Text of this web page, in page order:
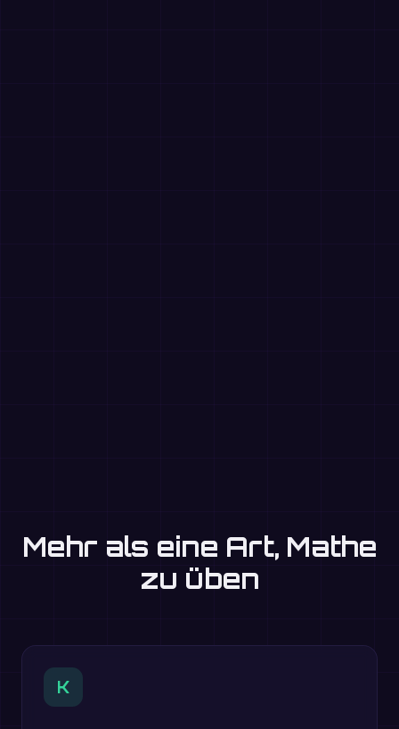
Mehr als eine Art, Mathe
zu üben
K